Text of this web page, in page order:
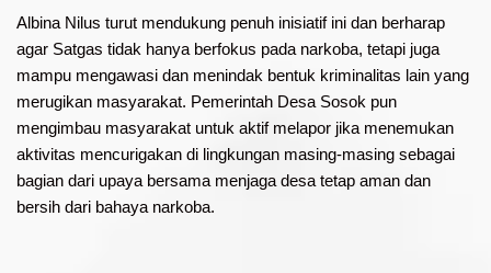
Albina Nilus turut mendukung penuh inisiatif ini dan berharap
agar Satgas tidak hanya berfokus pada narkoba, tetapi juga
mampu mengawasi dan menindak bentuk kriminalitas lain yang
merugikan masyarakat. Pemerintah Desa Sosok pun
mengimbau masyarakat untuk aktif melapor jika menemukan
aktivitas mencurigakan di lingkungan masing-masing sebagai
bagian dari upaya bersama menjaga desa tetap aman dan
bersih dari bahaya narkoba.